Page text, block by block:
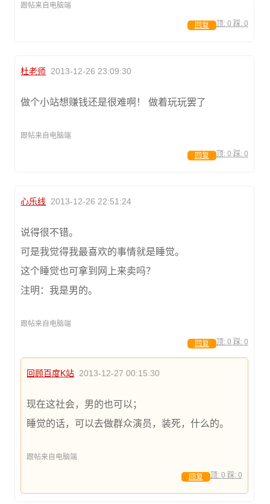
跟帖来自电脑端
顶: 0 踩: 0
回复
杜老师 2013-12-26 23:09:30
做个小站想赚钱还是很难啊！ 做着玩玩罢了
跟帖来自电脑端
顶: 0 踩: 0
回复
心乐线 2013-12-26 22:51:24
说得很不错。
可是我觉得我最喜欢的事情就是睡觉。
这个睡觉也可拿到网上来卖吗？
注明：我是男的。
跟帖来自电脑端
顶: 0 踩: 0
回复
回顾百度K站 2013-12-27 00:15:30
现在这社会，男的也可以；
睡觉的话，可以去做群众演员，装死，什么的。
跟帖来自电脑端
顶: 0 踩: 0
回复